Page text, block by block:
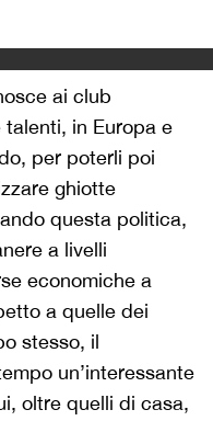
ai club
in Europa e
per poterli poi
ghiotte
questa politica,
a livelli
economiche a
a quelle dei
stesso, il
un’interessante
oltre quelli di casa,